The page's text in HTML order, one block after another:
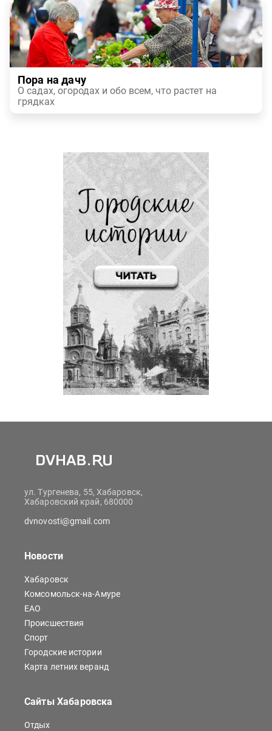
Пора на дачу
О садах, огородах и обо всем, что растет на
грядках
ул. Тургенева, 55, Хабаровск,
Хабаровский край, 680000
dvnovosti@gmail.com
Новости
Хабаровск
Комсомольск-на-Амуре
ЕАО
Происшествия
Спорт
Городские истории
Карта летних веранд
Сайты Хабаровска
Отдых